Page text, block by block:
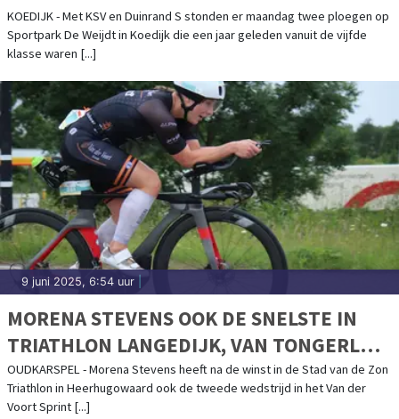
KOEDIJK - Met KSV en Duinrand S stonden er maandag twee ploegen op
Sportpark De Weijdt in Koedijk die een jaar geleden vanuit de vijfde
klasse waren [...]
9 juni 2025, 6:54 uur
MORENA STEVENS OOK DE SNELSTE IN
TRIATHLON LANGEDIJK, VAN TONGERLO
WINT BIJ HEREN
OUDKARSPEL - Morena Stevens heeft na de winst in de Stad van de Zon
Triathlon in Heerhugowaard ook de tweede wedstrijd in het Van der
Voort Sprint [...]